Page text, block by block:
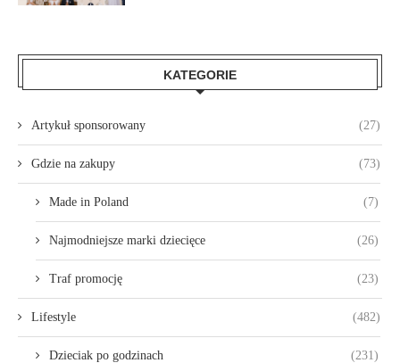
KATEGORIE
Artykuł sponsorowany (27)
Gdzie na zakupy (73)
Made in Poland (7)
Najmodniejsze marki dziecięce (26)
Traf promocję (23)
Lifestyle (482)
Dzieciak po godzinach (231)